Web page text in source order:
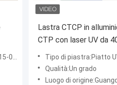
Lastra CTCP in
CTP con laser UV da
per 100.000~200.000
Tipo di piastra:Piatto
Qualità:Un grado
Luogo di